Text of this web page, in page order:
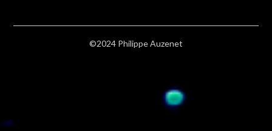
©2024 Philippe Auzenet